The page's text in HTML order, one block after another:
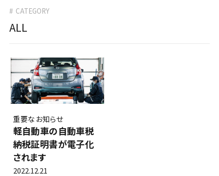
タイヤ預かりサービス
ボデーリペア
カーメンテナンス
ロードサービス
リフレッシュサービス
プレミアムメンテナンス
カーラッピング
カーショップALPICO
（新車・中古車販売）
車検
CATEGORY
ALL
重要なお知らせ
軽自動車の自動車税
納税証明書が電子化
されます
2022.12.21